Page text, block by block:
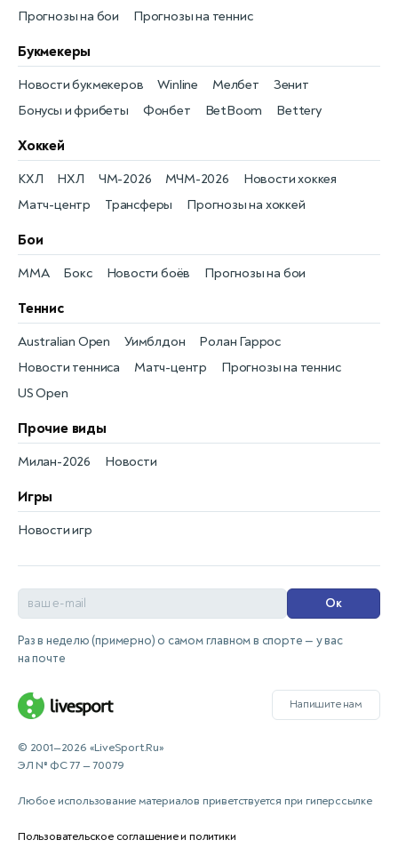
Прогнозы на бои Прогнозы на теннис
Букмекеры
Бонусы и фрибеты
Новости букмекеров
Фонбет
Winline
BetBoom
Мелбет
Bettery
Зенит
Хоккей
Новости хоккея
КХЛ
Матч-центр
НХЛ
Трансферы
ЧМ-2026
Прогнозы на хоккей
МЧМ-2026
Бои
Новости боёв
MMA Прогнозы на бои
Бокс
Теннис
Новости тенниса
Australian Open
Матч-центр
Уимблдон
Прогнозы на теннис
Ролан Гаррос
US Open
Прочие виды
Новости
Милан-2026
Игры
Новости игр
Ок
Раз в неделю (примерно) о самом главном в спорте — у вас
на почте
Напишите нам
© 2001—2026 «LiveSport.Ru»
ЭЛ № ФС 77 — 70079
Любое использование материалов приветствуется при гиперссылке
Пользовательское соглашение и политики